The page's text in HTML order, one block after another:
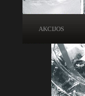
AKCIJOS